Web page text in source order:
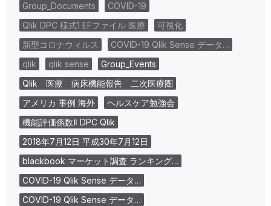
Group_Documents
COVID-19
Qlik DPC 様式1 EFファイル 医療
可視化
新型コロナウィルス
COVID-19 Qlik Sense データ…
qlik
qlik sense
Group_Events
Qlik 医療 病床機能報告 二次医療圏
アメリカ 事例 海外
ヘルスケア勉強会
機能評価係数Ⅱ DPC Qlik
2018年7月12日 平成30年7月12日
blackbook マーケット調査 ランキング…
COVID-19 Qlik Sense データ…
COVID-19 Qlik Sense データ…